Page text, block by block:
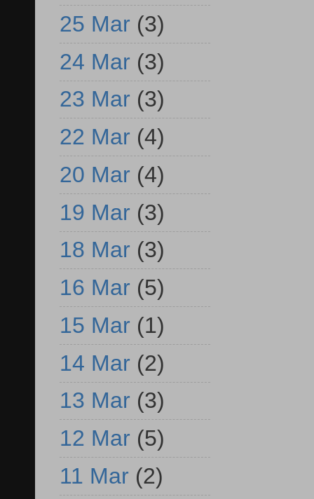
25 Mar (3)
24 Mar (3)
23 Mar (3)
22 Mar (4)
20 Mar (4)
19 Mar (3)
18 Mar (3)
16 Mar (5)
15 Mar (1)
14 Mar (2)
13 Mar (3)
12 Mar (5)
11 Mar (2)